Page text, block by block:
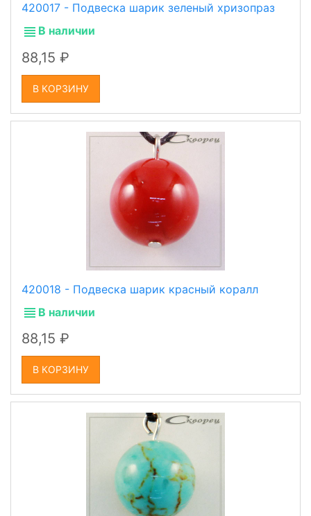
420017 - Подвеска шарик зеленый хризопраз
В наличии
88,15
В КОРЗИНУ
420018 - Подвеска шарик красный коралл
В наличии
88,15
В КОРЗИНУ